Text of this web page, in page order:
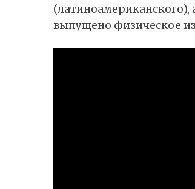
(латиноамериканского),
выпущено физическое